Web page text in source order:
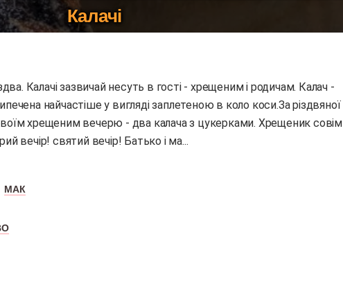
Калачі
найчастіше у вигляді заплетеною в коло коси.За різдвяної
хрещеним вечерю - два калача з цукерками. Хрещеник совім
вечір! святий вечір! Батько і ма...
МАК